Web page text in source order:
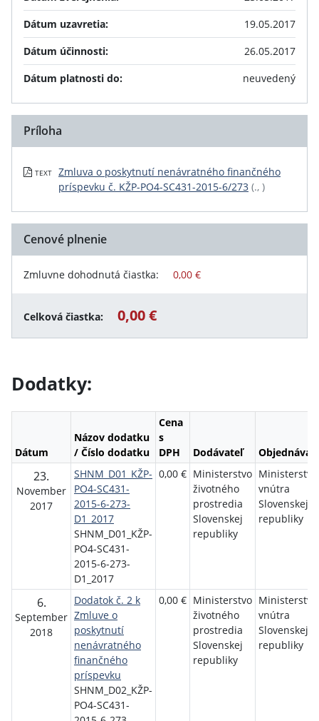
Dátum uzavretia:
19.05.2017
Dátum účinnosti:
26.05.2017
Dátum platnosti do:
neuvedený
Príloha
TEXT
Zmluva o poskytnutí nenávratného finančného
príspevku č. KŽP-PO4-SC431-2015-6/273 (., )
Cenové plnenie
Zmluvne dohodnutá čiastka: 0,00 €
Celková čiastka: 0,00 €
Dodatky:
Dátum
Názov dodatku
/ Číslo dodatku
Cena
s
DPH
Dodávateľ
23.
November
2017
SHNM_D01_KŽP-
PO4-SC431-
2015-6-273-
D1_2017
SHNM_D01_KŽP-
PO4-SC431-
2015-6-273-
D1_2017
0,00 € Ministerstvo
životného
prostredia
Slovenskej
republiky
Ministerstvo
vnútra
Slovenskej
republiky
6.
September
2018
Dodatok č. 2 k
Zmluve o
poskytnutí
nenávratného
finančného
príspevku
SHNM_D02_KŽP-
PO4-SC431-
0,00 € Ministerstvo
životného
prostredia
Slovenskej
republiky
Ministerstvo
vnútra
Slovenskej
republiky